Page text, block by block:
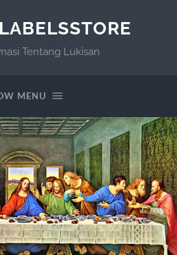
Tentang Lukisan
MENU